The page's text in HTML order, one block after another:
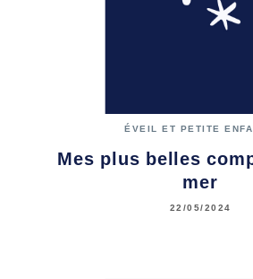
ÉVEIL ET PETITE
Mes plus belles
mer
22/05/2024